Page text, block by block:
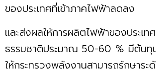
ของประเทศที่เข้าภาคไฟฟ้าลดลง
และส่งผลให้การผลิตไฟฟ้าของประเ
ธรรมชาติประมาณ 50-60 % มีต้น
ให้กระทรวงพลังงานสามารถรักษาระ